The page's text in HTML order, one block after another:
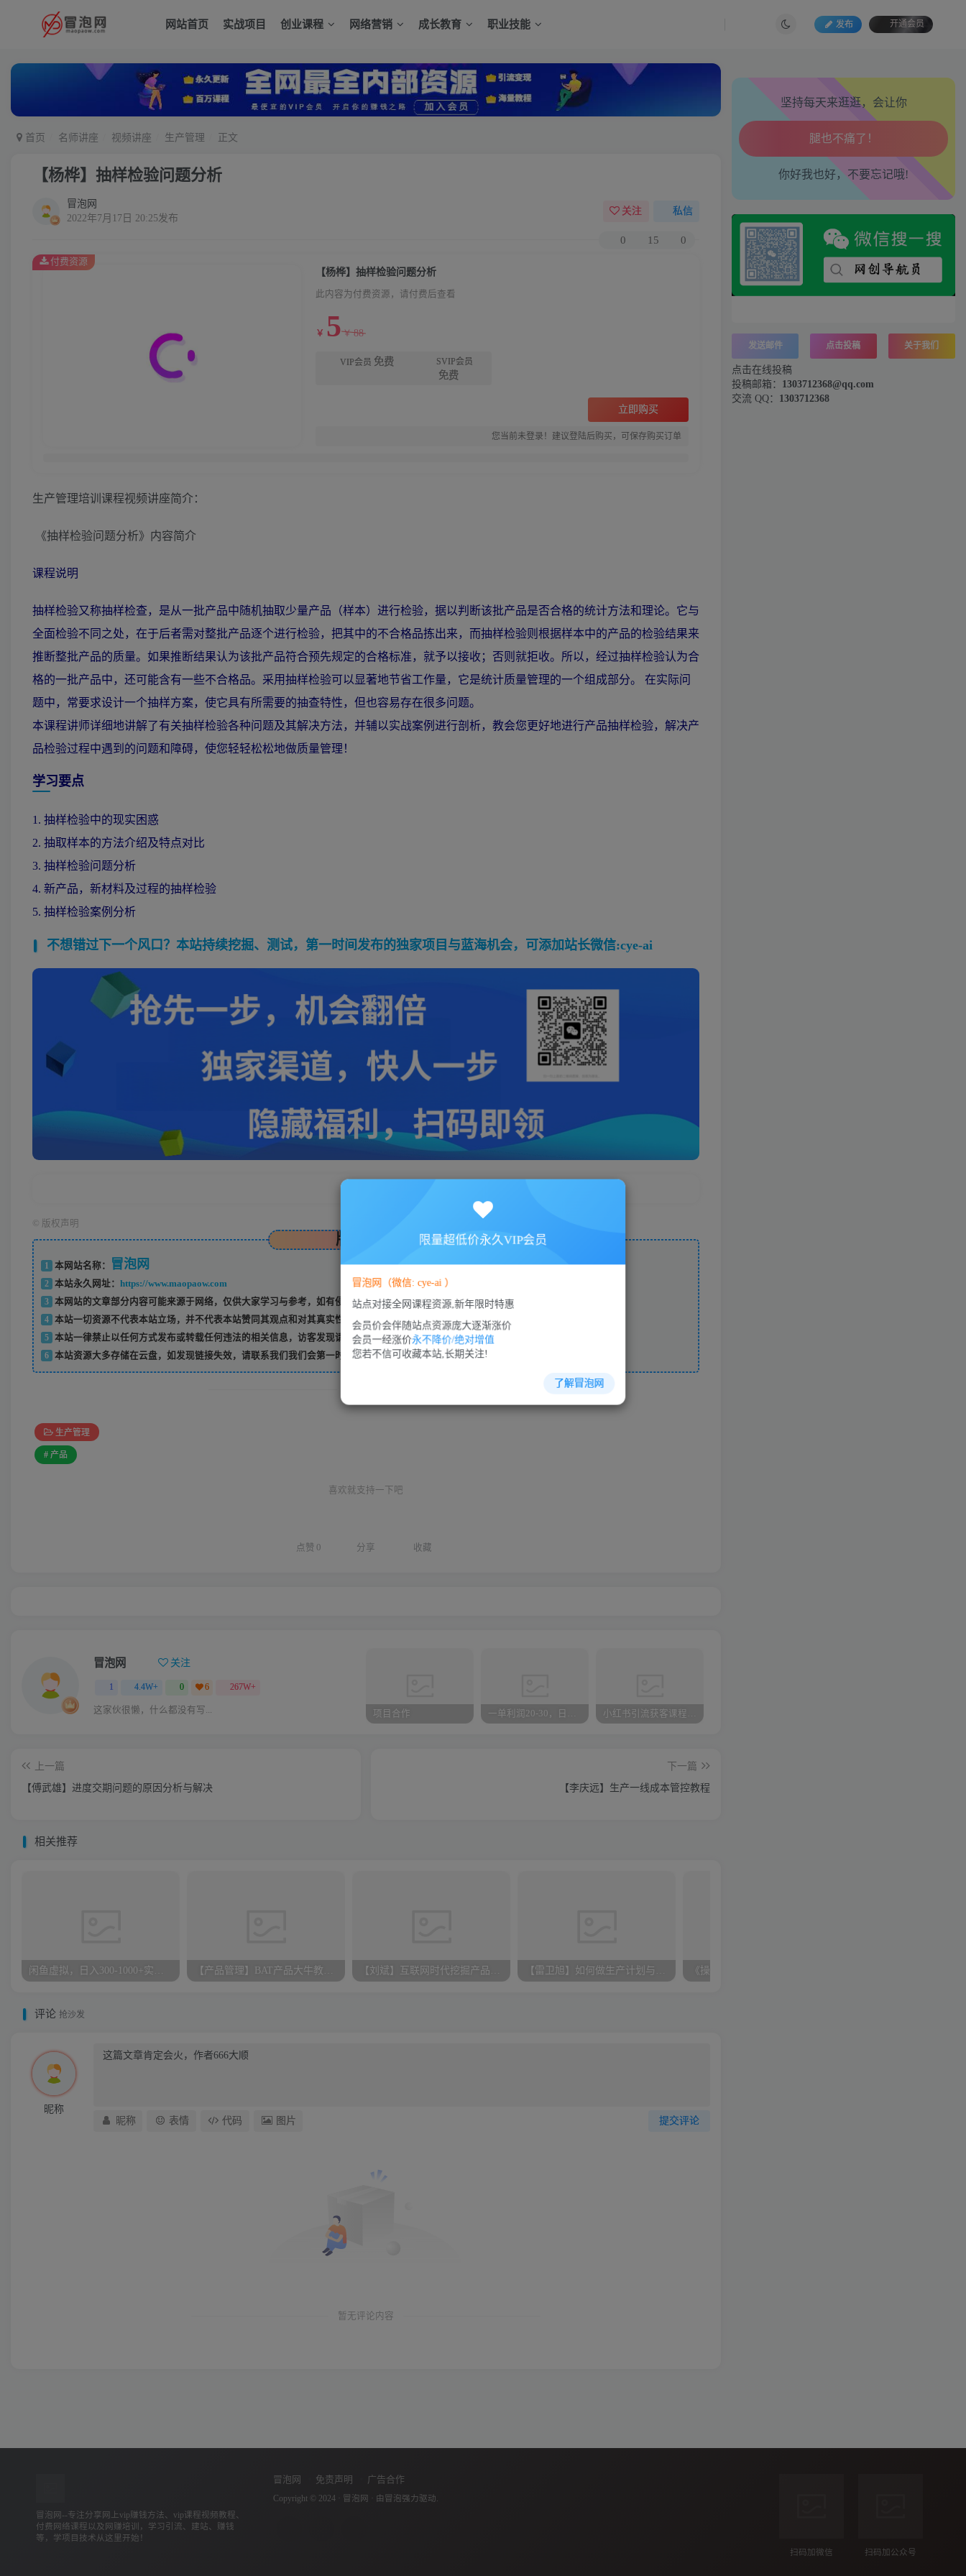
网站首页 实战项目 创业课程 网络营销 成长教育 职业技能 发布 开通会员
首页 名师讲座 视频讲座 生产管理 正文
【杨桦】抽样检验问题分析
冒泡网
2022年7月17日 20:25发布
关注 私信
0 15 0
【杨桦】抽样检验问题分析
此内容为付费资源，请付费后查看
￥ 5￥ 88
VIP会员 免费 SVIP会员
免费
立即购买
您当前未登录！建议登陆后购买，可保存购买订单
付费资源
生产管理培训课程视频讲座简介：
《抽样检验问题分析》内容简介
课程说明
抽样检验又称抽样检查，是从一批产品中随机抽取少量产品（样本）进行检验，据以判断该批产品是否合格的统计方法和理论。它与
全面检验不同之处，在于后者需对整批产品逐个进行检验，把其中的不合格品拣出来，而抽样检验则根据样本中的产品的检验结果来
推断整批产品的质量。如果推断结果认为该批产品符合预先规定的合格标准，就予以接收；否则就拒收。所以，经过抽样检验认为合
格的一批产品中，还可能含有一些不合格品。采用抽样检验可以显著地节省工作量，它是统计质量管理的一个组成部分。 在实际问
题中，常要求设计一个抽样方案，使它具有所需要的抽查特性，但也容易存在很多问题。
本课程讲师详细地讲解了有关抽样检验各种问题及其解决方法，并辅以实战案例进行剖析，教会您更好地进行产品抽样检验，解决产
品检验过程中遇到的问题和障碍，使您轻轻松松地做质量管理！
学习要点
1. 抽样检验中的现实困惑
2. 抽取样本的方法介绍及特点对比
3. 抽样检验问题分析
4. 新产品，新材料及过程的抽样检验
5. 抽样检验案例分析
不想错过下一个风口？本站持续挖掘、测试，第一时间发布的独家项目与蓝海机会，可添加站长微信:cye-ai
版权声明
版权声明
1 本网站名称： 冒泡网
2 本站永久网址： https://www.maopaow.com
3
本网站的文章部分内容可能来源于网络，仅供大家学习与参考，如有侵权，请联系站长 QQ1303712368进行删除处理。
4
本站一切资源不代表本站立场，并不代表本站赞同其观点和对其真实性负责。
5
本站一律禁止以任何方式发布或转载任何违法的相关信息，访客发现请向站长举报
6
本站资源大多存储在云盘，如发现链接失效，请联系我们我们会第一时间更新。
生产管理
# 产品
喜欢就支持一下吧
点赞 0 分享 收藏
冒泡网 关注
1 4.4W+ 0 6 267W+
这家伙很懒，什么都没有写... 项目合作 一单利润20-30，日入四位数，空手套白狼，只要做就能赚，简单无套路 小红书引流获客课程：0基础日引100+精准客户
上一篇
【傅武雄】进度交期问题的原因分析与解决
下一篇
【李庆远】生产一线成本管控教程
相关推荐
评论 抢沙发
昵称
提交评论
昵称 表情 代码 图片
暂无评论内容
坚持每天来逛逛，会让你
心情也舒畅了！
走路也有劲了！
腿也不痛了！
工作也轻松了！
你好我也好，不要忘记哦!
发送邮件 点击投稿 关于我们
点击在线投稿
投稿邮箱： 1303712368@qq.com
交流 QQ： 1303712368
冒泡网--专注分享网上vip赚钱方法、vip课程视频教程、
付费网络课程以及网赚培训，学习引流、建站、赚钱
等，学项目技术从这里开始！
冒泡网 免责声明 广告合作
Copyright © 2024 · 冒泡网 · 由 冒泡 强力驱动.
扫码加微信 扫码加公众号
限量超低价永久VIP会员
冒泡网（微信: cye-ai ）
站点对接全网课程资源,新年限时特惠
会员价会伴随站点资源庞大逐渐涨价
会员一经涨价永不降价/绝对增值
您若不信可收藏本站,长期关注!
了解冒泡网